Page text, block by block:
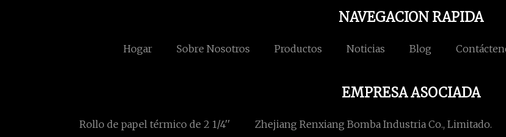
NAVEGACION RAPIDA
Hogar Sobre Nosotros Productos Noticias Blog
EMPRESA ASOCIADA
Rollo de papel térmico de 2 1/4'' Zhejiang Renxiang Bomba Industria Co., Limitado.